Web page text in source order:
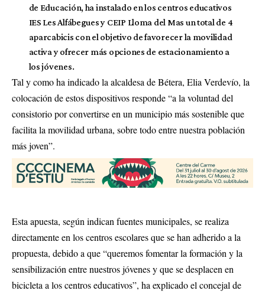
de Educación, ha instalado en los centros educativos
IES Les Alfábegues y CEIP Lloma del Mas un total de 4
aparcabicis con el objetivo de favorecer la movilidad
activa y ofrecer más opciones de estacionamiento a
los jóvenes.
Tal y como ha indicado la alcaldesa de Bétera, Elia Verdevío, la
colocación de estos dispositivos responde “a la voluntad del
consistorio por convertirse en un municipio más sostenible que
facilita la movilidad urbana, sobre todo entre nuestra población
más joven”.
Esta apuesta, según indican fuentes municipales, se realiza
directamente en los centros escolares que se han adherido a la
propuesta, debido a que “queremos fomentar la formación y la
sensibilización entre nuestros jóvenes y que se desplacen en
bicicleta a los centros educativos”, ha explicado el concejal de